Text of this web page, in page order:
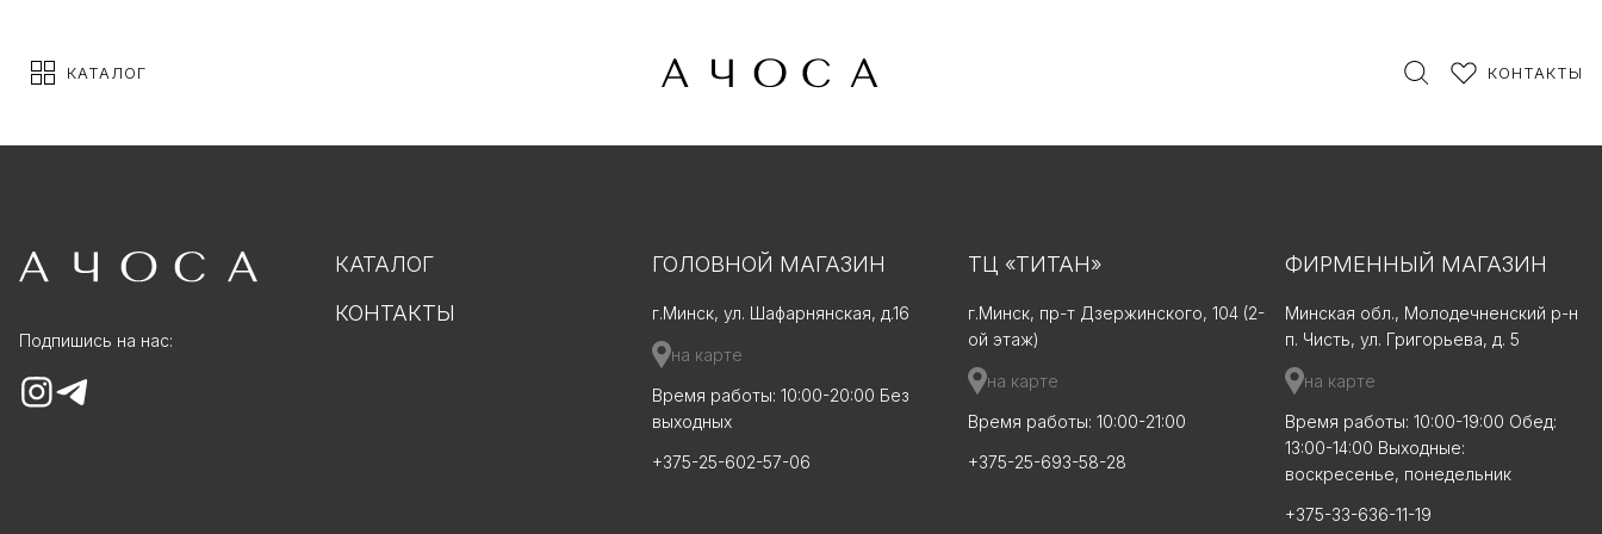
КАТАЛОГ КОНТАКТЫ
Подпишись на нас:
КАТАЛОГ
КОНТАКТЫ
ГОЛОВНОЙ МАГАЗИН
г.Минск, ул. Шафарнянская, д.16
на карте
Время работы: 10:00-20:00 Без
выходных
+375-25-602-57-06
ТЦ «ТИТАН»
г.Минск, пр-т Дзержинского, 104 (2-
ой этаж)
на карте
Время работы: 10:00-21:00
+375-25-693-58-28
ФИРМЕННЫЙ МАГАЗИН
Минская обл., Молодечненский р-н
п. Чисть, ул. Григорьева, д. 5
на карте
Время работы: 10:00-19:00 Обед:
13:00-14:00 Выходные:
воскресенье, понедельник
+375-33-636-11-19